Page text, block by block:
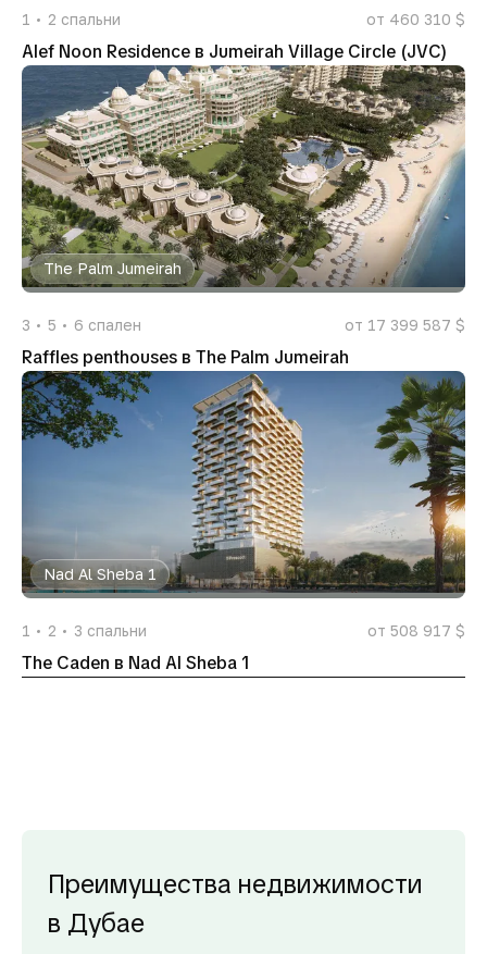
1 2 спальни от 460 310 $
Alef Noon Residence в Jumeirah Village Circle (JVC)
The Palm Jumeirah
3 5 6 спален от 17 399 587 $
Raffles penthouses в The Palm Jumeirah
Nad Al Sheba 1
1 2 3 спальни от 508 917 $
The Caden в Nad Al Sheba 1
Преимущества недвижимости
в Дубае